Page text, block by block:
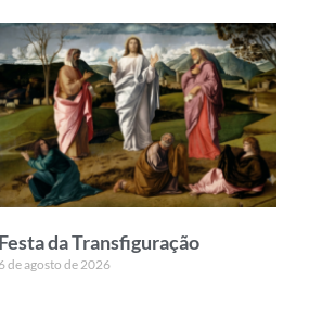
Festa da Transfiguração
de agosto de 2026